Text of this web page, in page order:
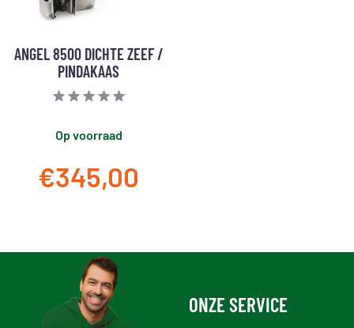
ANGEL 8500 DICHTE ZEEF /
PINDAKAAS
Op voorraad
€345,00
ONZE SERVICE